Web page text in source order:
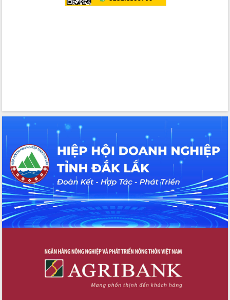
Hồ Thị Nguyên Thảo làm việc tại Trung
Triển khai đồng bộ đo đạc, lập hồ sơ
địa chính, hoàn thiện cơ sở dữ liệu đất
Ứng dụng sinh trắc học - Bước tiến
trong hành trình chuyển đổi số tại Đắk
Lắk
Đắk Lắk nâng cao hiệu quả công tác
Đảng từ Sổ tay đảng viên điện tử
Đắk Lắk đẩy mạnh nuôi biển công
nghệ, hướng tới phát triển thủy sản
bền vững
chuyển đổi số cho cán bộ, công chức
Đắk Lắk phát động hưởng ứng Ngày
Quyền của người tiêu dùng Việt Nam